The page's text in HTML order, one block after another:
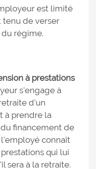
est limité
tenu de verser
régime.
à prestations
s'engage à
d'un
à prendre la
financement de
l'employé connaît
qui lui
sera à la retraite.